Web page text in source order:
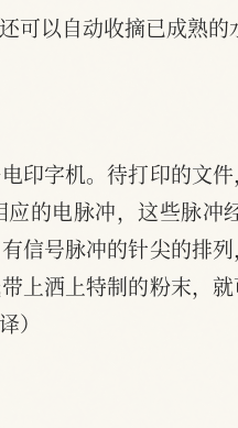
以自动收摘已成熟的
印字机。待打印的文
的电脉冲，这些脉
信号脉冲的针尖的排
上洒上特制的粉末，
）